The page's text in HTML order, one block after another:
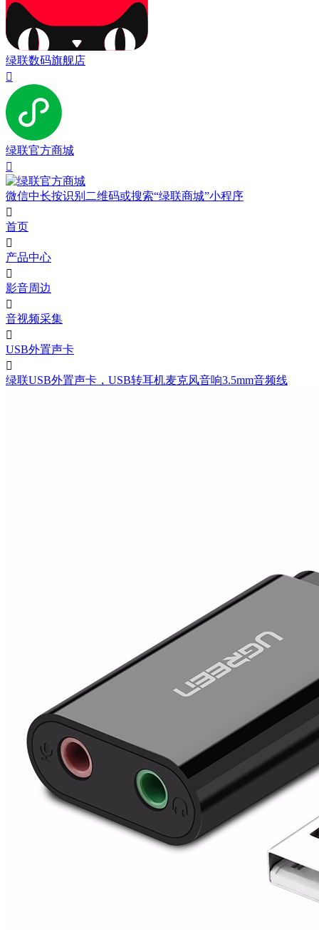
绿联数码旗舰店

绿联官方商城

微信中长按识别二维码或搜索“绿联商城”小程序

首页

产品中心

影音周边

音视频采集

USB外置声卡

绿联USB外置声卡，USB转耳机麦克风音响3.5mm音频线